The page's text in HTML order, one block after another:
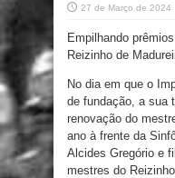
27 de Março de 2024
Empilhando
Reizinho de
No dia em que o
de fundação, a sua
renovação do
ano à frente da
Alcides Gregório e
mestres do